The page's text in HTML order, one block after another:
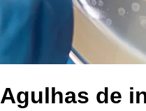
Agulhas de